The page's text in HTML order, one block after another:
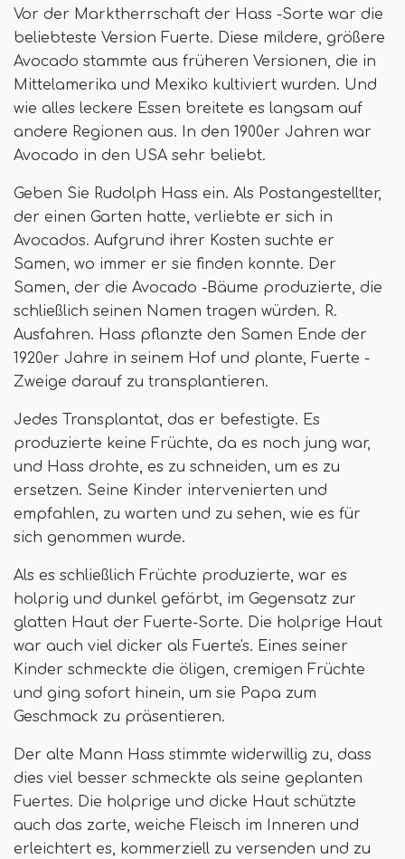
Vor der Marktherrschaft der Hass -Sorte war die
beliebteste Version Fuerte. Diese mildere, größere
Avocado stammte aus früheren Versionen, die in
Mittelamerika und Mexiko kultiviert wurden. Und
wie alles leckere Essen breitete es langsam auf
andere Regionen aus. In den 1900er Jahren war
Avocado in den USA sehr beliebt.
Geben Sie Rudolph Hass ein. Als Postangestellter,
der einen Garten hatte, verliebte er sich in
Avocados. Aufgrund ihrer Kosten suchte er
Samen, wo immer er sie finden konnte. Der
Samen, der die Avocado -Bäume produzierte, die
schließlich seinen Namen tragen würden. R.
Ausfahren. Hass pflanzte den Samen Ende der
1920er Jahre in seinem Hof ​​und plante, Fuerte -
Zweige darauf zu transplantieren.
Jedes Transplantat, das er befestigte. Es
produzierte keine Früchte, da es noch jung war,
und Hass drohte, es zu schneiden, um es zu
ersetzen. Seine Kinder intervenierten und
empfahlen, zu warten und zu sehen, wie es für
sich genommen wurde.
Als es schließlich Früchte produzierte, war es
holprig und dunkel gefärbt, im Gegensatz zur
glatten Haut der Fuerte-Sorte. Die holprige Haut
war auch viel dicker als Fuerte's. Eines seiner
Kinder schmeckte die öligen, cremigen Früchte
und ging sofort hinein, um sie Papa zum
Geschmack zu präsentieren.
Der alte Mann Hass stimmte widerwillig zu, dass
dies viel besser schmeckte als seine geplanten
Fuertes. Die holprige und dicke Haut schützte
auch das zarte, weiche Fleisch im Inneren und
erleichtert es, kommerziell zu versenden und zu